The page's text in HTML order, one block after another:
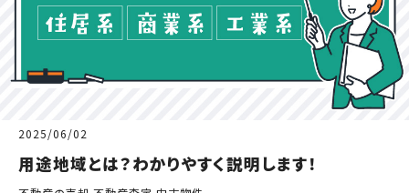
2025/06/02
用途地域とは？わかりやすく説明します！